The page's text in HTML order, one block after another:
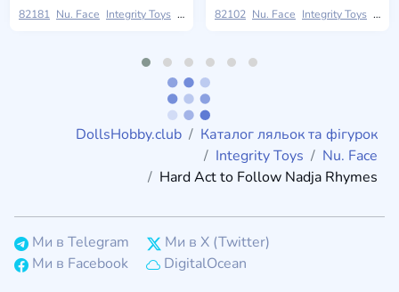
82181 Nu. Face Integrity Toys Stilettos Out: An Integrity Toys Fashion
82102 Nu. Face Integrity Toys
DollsHobby.club
Каталог ляльок та фігурок
Integrity Toys
Nu. Face
Hard Act to Follow Nadja Rhymes
Ми в Telegram
Ми в X (Twitter)
Ми в Facebook
DigitalOcean